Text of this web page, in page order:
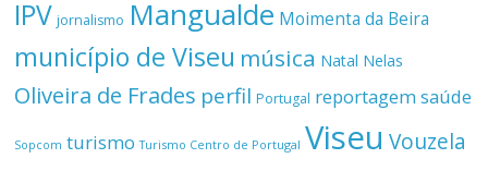
IPV jornalismo Mangualde Moimenta da Beira
município de Viseu música Natal Nelas
Oliveira de Frades perfil Portugal reportagemsaúde
Sopcom turismo Turismo Centro de Portugal Viseu Vouzela